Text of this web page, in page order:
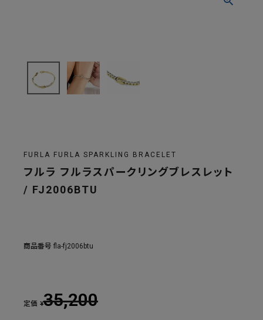
FURLA FURLA SPARKLING BRACELET
フルラ フルラスパークリングブレスレット
/ FJ2006BTU
商品番号 fla-fj2006btu
定価 ¥35,200